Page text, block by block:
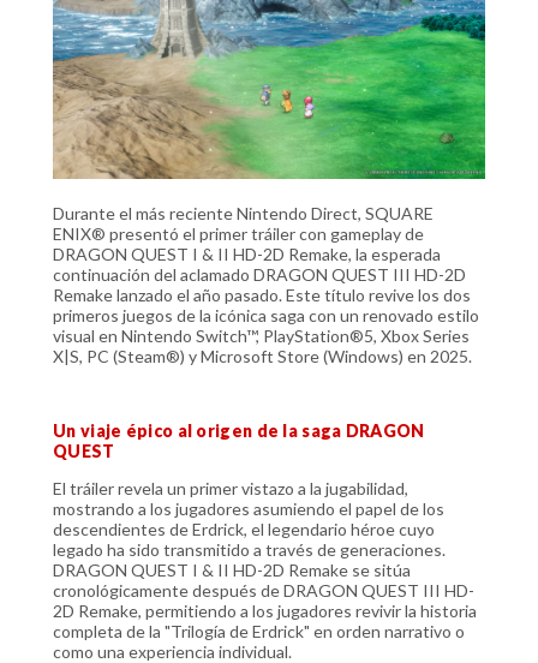
Durante el más reciente Nintendo Direct, SQUARE
ENIX® presentó el primer tráiler con gameplay de
DRAGON QUEST I & II HD-2D Remake, la esperada
continuación del aclamado DRAGON QUEST III HD-2D
Remake lanzado el año pasado. Este título revive los dos
primeros juegos de la icónica saga con un renovado estilo
visual en Nintendo Switch™, PlayStation®5, Xbox Series
X|S, PC (Steam®) y Microsoft Store (Windows) en 2025.
Un viaje épico al origen de la saga DRAGON
QUEST
El tráiler revela un primer vistazo a la jugabilidad,
mostrando a los jugadores asumiendo el papel de los
descendientes de Erdrick, el legendario héroe cuyo
legado ha sido transmitido a través de generaciones.
DRAGON QUEST I & II HD-2D Remake se sitúa
cronológicamente después de DRAGON QUEST III HD-
2D Remake, permitiendo a los jugadores revivir la historia
completa de la "Trilogía de Erdrick" en orden narrativo o
como una experiencia individual.